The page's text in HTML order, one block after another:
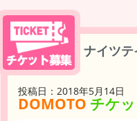
ナイツ
投稿日：2018年5月14日
DOMOTO チケ